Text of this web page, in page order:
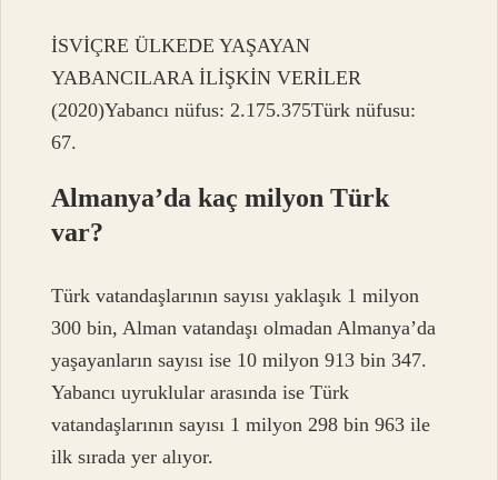
İSVİÇRE ÜLKEDE YAŞAYAN
YABANCILARA İLİŞKİN VERİLER
(2020)Yabancı nüfus: 2.175.375Türk nüfusu:
67.
Almanya’da kaç milyon Türk
var?
Türk vatandaşlarının sayısı yaklaşık 1 milyon
300 bin, Alman vatandaşı olmadan Almanya’da
yaşayanların sayısı ise 10 milyon 913 bin 347.
Yabancı uyruklular arasında ise Türk
vatandaşlarının sayısı 1 milyon 298 bin 963 ile
ilk sırada yer alıyor.